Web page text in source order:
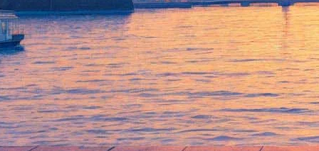
«Нам никто не поможет, если
мы не поможем себе». Андрей
Макаревич ответил группе
«Сплин» за Гарри Поттера.